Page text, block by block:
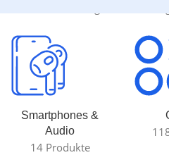
Smartphones &
Audio
14 Produkte